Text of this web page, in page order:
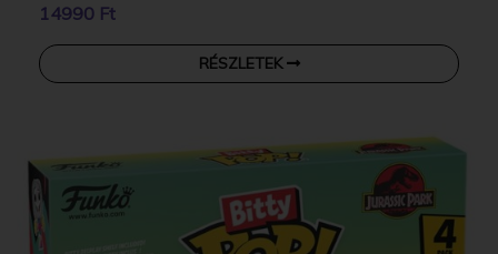
14990 Ft
RÉSZLETEK